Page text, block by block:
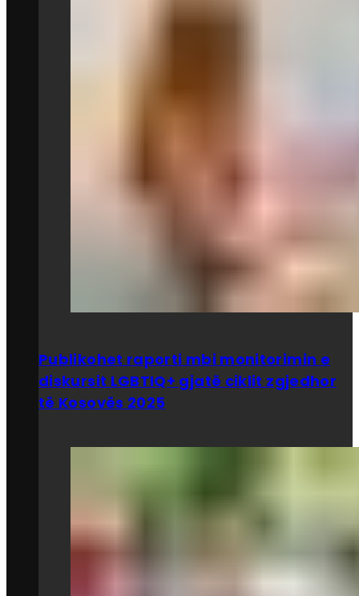
Publikohet raporti mbi monitorimin e
diskursit LGBTIQ+ gjatë ciklit zgjedhor
të Kosovës 2025